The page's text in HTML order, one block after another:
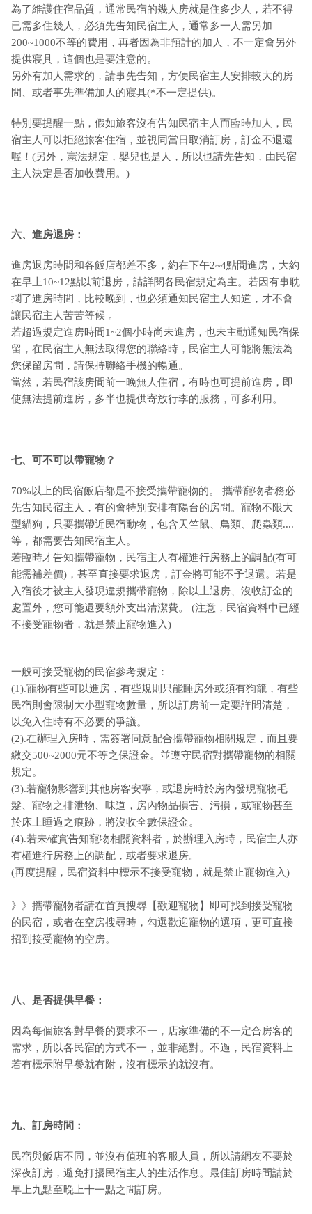
為了維護住宿品質，通常民宿的幾人房就是住多少人，若不得
已需多住幾人，必須先告知民宿主人，通常多一人需另加
200~1000不等的費用，再者因為非預計的加人，不一定會另外
提供寢具，這個也是要注意的。
另外有加人需求的，請事先告知，方便民宿主人安排較大的房
間、或者事先準備加人的寢具(*不一定提供)。
特別要提醒一點，假如旅客沒有告知民宿主人而臨時加人，民
宿主人可以拒絕旅客住宿，並視同當日取消訂房，訂金不退還
喔！(另外，憲法規定，嬰兒也是人，所以也請先告知，由民宿
主人決定是否加收費用。)
六、進房退房：
進房退房時間和各飯店都差不多，約在下午2~4點間進房，大約
在早上10~12點以前退房，請詳閱各民宿規定為主。若因有事耽
擱了進房時間，比較晚到，也必須通知民宿主人知道，才不會
讓民宿主人苦苦等候 。
若超過規定進房時間1~2個小時尚未進房，也未主動通知民宿保
留，在民宿主人無法取得您的聯絡時，民宿主人可能將無法為
您保留房間，請保持聯絡手機的暢通。
當然，若民宿該房間前一晚無人住宿，有時也可提前進房，即
使無法提前進房，多半也提供寄放行李的服務，可多利用。
七、可不可以帶寵物？
70%以上的民宿飯店都是不接受攜帶寵物的。 攜帶寵物者務必
先告知民宿主人，有的會特別安排有陽台的房間。寵物不限大
型貓狗，只要攜帶近民宿動物，包含天竺鼠、鳥類、爬蟲類....
等，都需要告知民宿主人。
若臨時才告知攜帶寵物，民宿主人有權進行房務上的調配(有可
能需補差價)，甚至直接要求退房，訂金將可能不予退還。若是
入宿後才被主人發現違規攜帶寵物，除以上退房、沒收訂金的
處置外，您可能還要額外支出清潔費。 (注意，民宿資料中已經
不接受寵物者，就是禁止寵物進入)
一般可接受寵物的民宿參考規定：
(1).寵物有些可以進房，有些規則只能睡房外或須有狗籠，有些
民宿則會限制大小型寵物數量，所以訂房前一定要詳問清楚，
以免入住時有不必要的爭議。
(2).在辦理入房時，需簽署同意配合攜帶寵物相關規定，而且要
繳交500~2000元不等之保證金。並遵守民宿對攜帶寵物的相關
規定。
(3).若寵物影響到其他房客安寧，或退房時於房內發現寵物毛
髮、寵物之排泄物、味道，房內物品損害、污損，或寵物甚至
於床上睡過之痕跡，將沒收全數保證金。
(4).若未確實告知寵物相關資料者，於辦理入房時，民宿主人亦
有權進行房務上的調配，或者要求退房。
(再度提醒，民宿資料中標示不接受寵物，就是禁止寵物進入)
》》攜帶寵物者請在首頁搜尋【歡迎寵物】即可找到接受寵物
的民宿，或者在空房搜尋時，勾選歡迎寵物的選項，更可直接
招到接受寵物的空房。
八、是否提供早餐：
因為每個旅客對早餐的要求不一，店家準備的不一定合房客的
需求，所以各民宿的方式不一，並非絕對。不過，民宿資料上
若有標示附早餐就有附，沒有標示的就沒有。
九、訂房時間：
民宿與飯店不同，並沒有值班的客服人員，所以請網友不要於
深夜訂房，避免打擾民宿主人的生活作息。最佳訂房時間請於
早上九點至晚上十一點之間訂房。